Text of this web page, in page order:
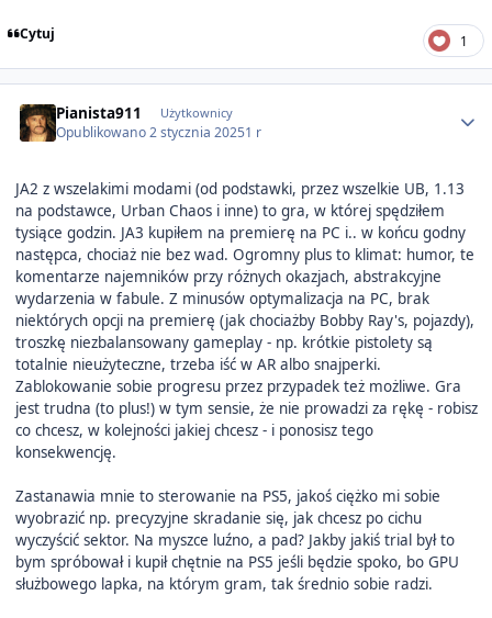
Cytuj 1
Pianista911 Użytkownicy
Opublikowano2 stycznia 20251 r
JA2 z wszelakimi modami (od podstawki, przez wszelkie UB, 1.13
na podstawce, Urban Chaos i inne) to gra, w której spędziłem
tysiące godzin. JA3 kupiłem na premierę na PC i.. w końcu godny
następca, chociaż nie bez wad. Ogromny plus to klimat: humor, te
komentarze najemników przy różnych okazjach, abstrakcyjne
wydarzenia w fabule. Z minusów optymalizacja na PC, brak
niektórych opcji na premierę (jak chociażby Bobby Ray's, pojazdy),
troszkę niezbalansowany gameplay - np. krótkie pistolety są
totalnie nieużyteczne, trzeba iść w AR albo snajperki.
Zablokowanie sobie progresu przez przypadek też możliwe. Gra
jest trudna (to plus!) w tym sensie, że nie prowadzi za rękę - robisz
co chcesz, w kolejności jakiej chcesz - i ponosisz tego
konsekwencję.
Zastanawia mnie to sterowanie na PS5, jakoś ciężko mi sobie
wyobrazić np. precyzyjne skradanie się, jak chcesz po cichu
wyczyścić sektor. Na myszce luźno, a pad? Jakby jakiś trial był to
bym spróbował i kupił chętnie na PS5 jeśli będzie spoko, bo GPU
służbowego lapka, na którym gram, tak średnio sobie radzi.